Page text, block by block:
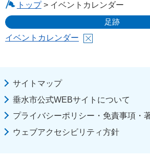
トップ> イベントカレンダー
足跡
イベントカレンダー
サイトマップ
垂水市公式WEBサイトについて
プライバシーポリシー・免責事項・
ウェブアクセシビリティ方針